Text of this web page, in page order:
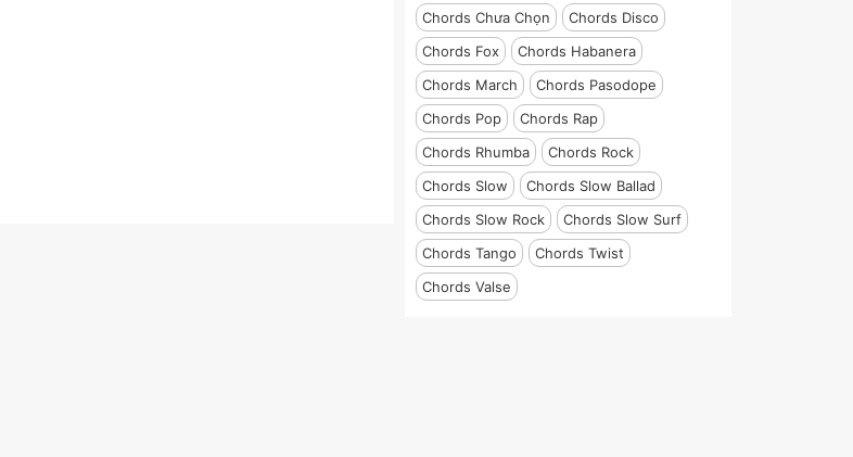
Chords Chưa Chọn
Chords Disco
Chords Fox
Chords Habanera
Chords March
Chords Pasodope
Chords Pop
Chords Rap
Chords Rhumba
Chords Rock
Chords Slow
Chords Slow Ballad
Chords Slow Rock
Chords Slow Surf
Chords Tango
Chords Twist
Chords Valse